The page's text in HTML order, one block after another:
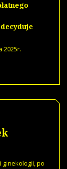
2025r.
ginekologii, po